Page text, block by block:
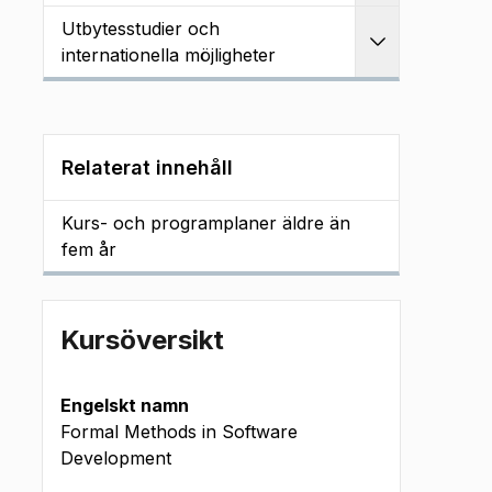
Utbytesstudier och
internationella möjligheter
Relaterat innehåll
Kurs- och programplaner äldre än
fem år
Kursöversikt
Engelskt namn
Formal Methods in Software
Development